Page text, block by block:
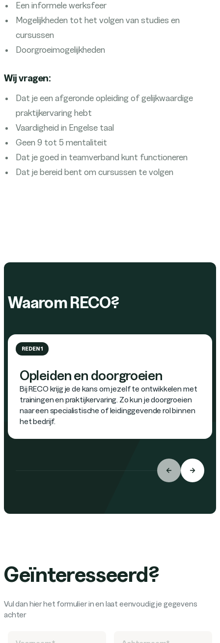
Een informele werksfeer
Mogelijkheden tot het volgen van studies en
cursussen
Doorgroeimogelijkheden
Wij vragen:
Dat je een afgeronde opleiding of gelijkwaardige
praktijkervaring hebt
Vaardigheid in Engelse taal
Geen 9 tot 5 mentaliteit
Dat je goed in teamverband kunt functioneren
Dat je bereid bent om cursussen te volgen
Waarom RECO?
REDEN 1
Opleiden en doorgroeien
Bij RECO krijg je de kans om jezelf te ontwikkelen met
trainingen en praktijkervaring. Zo kun je doorgroeien
naar een specialistische of leidinggevende rol binnen
het bedrijf.
Geïnteresseerd?
Vul dan hier het formulier in en laat eenvoudig je gegevens
achter